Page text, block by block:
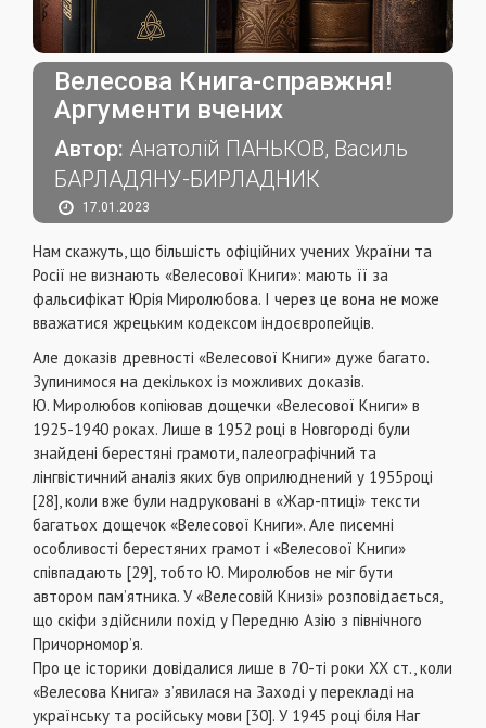
Велесова Книга-справжня!
Аргументи вчених
Автор: Анатолій ПАНЬКОВ, Василь
БАРЛАДЯНУ-БИРЛАДНИК
17.01.2023
Нам скажуть, що більшість офіційних учених України та
Росії не визнають «Велесової Книги»: мають її за
фальсифікат Юрія Миролюбова. І через це вона не може
вважатися жрецьким кодексом індоєвропейців.
Але доказів древності «Велесової Книги» дуже багато.
Зупинимося на декількох із можливих доказів.
Ю. Миролюбов копіював дощечки «Велесової Книги» в
1925-1940 роках. Лише в 1952 році в Новгороді були
знайдені берестяні грамоти, палеографічний та
лінгвістичний аналіз яких був оприлюднений у 1955році
[28], коли вже були надруковані в «Жар-птиці» тексти
багатьох дощечок «Велесової Книги». Але писемні
особливості берестяних грамот і «Велесової Книги»
співпадають [29], тобто Ю. Миролюбов не міг бути
автором пам’ятника. У «Велесовій Книзі» розповідається,
що скіфи здійснили похід у Передню Азію з північного
Причорномор’я.
Про це історики довідалися лише в 70-ті роки XX ст., коли
«Велесова Книга» з’явилася на Заході у перекладі на
українську та російську мови [30]. У 1945 році біля Наг